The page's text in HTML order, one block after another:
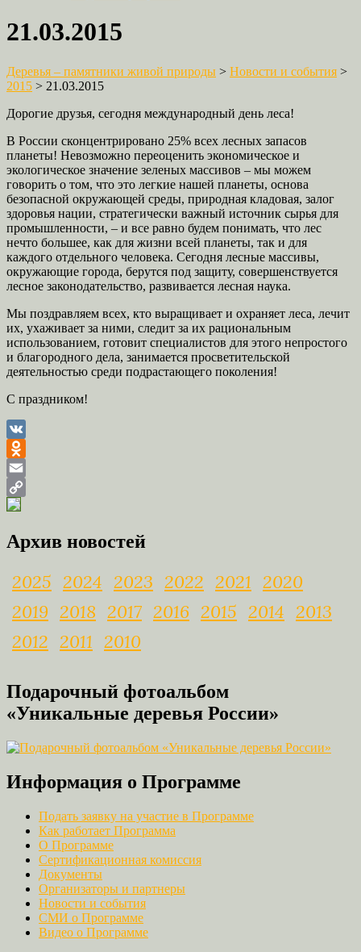
21.03.2015
Деревья – памятники живой природы > Новости и события >
2015 > 21.03.2015
Дорогие друзья, сегодня международный день леса!
В России сконцентрировано 25% всех лесных запасов
планеты! Невозможно переоценить экономическое и
экологическое значение зеленых массивов – мы можем
говорить о том, что это легкие нашей планеты, основа
безопасной окружающей среды, природная кладовая, залог
здоровья нации, стратегически важный источник сырья для
промышленности, – и все равно будем понимать, что лес
нечто большее, как для жизни всей планеты, так и для
каждого отдельного человека. Сегодня лесные массивы,
окружающие города, берутся под защиту, совершенствуется
лесное законодательство, развивается лесная наука.
Мы поздравляем всех, кто выращивает и охраняет леса, лечит
их, ухаживает за ними, следит за их рациональным
использованием, готовит специалистов для этого непростого
и благородного дела, занимается просветительской
деятельностью среди подрастающего поколения!
С праздником!
VK
Odnoklassniki
Email
Copy
Архив новостей
2025 2024 2023 2022 2021
2020
2019 2018 2017 2016 2015 2014 2013
2012 2011 2010
Подарочный фотоальбом
«Уникальные деревья России»
Информация о Программе
Подать заявку на участие в Программе
Как работает Программа
О Программе
Сертификационная комиссия
Документы
Организаторы и партнеры
Новости и события
СМИ о Программе
Видео о Программе